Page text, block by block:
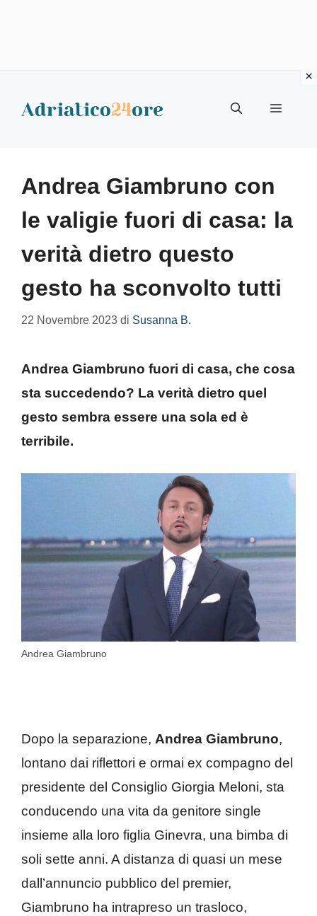
Menu
Andrea Giambruno con
le valigie fuori di casa: la
verità dietro questo
gesto ha sconvolto tutti
22 Novembre 2023 di Susanna B.
Andrea Giambruno fuori di casa, che cosa
sta succedendo? La verità dietro quel
gesto sembra essere una sola ed è
terribile.
Andrea Giambruno
Dopo la separazione, Andrea Giambruno,
lontano dai riflettori e ormai ex compagno del
presidente del Consiglio Giorgia Meloni, sta
conducendo una vita da genitore single
insieme alla loro figlia Ginevra, una bimba di
soli sette anni. A distanza di quasi un mese
dall’annuncio pubblico del premier,
Giambruno ha intrapreso un trasloco,